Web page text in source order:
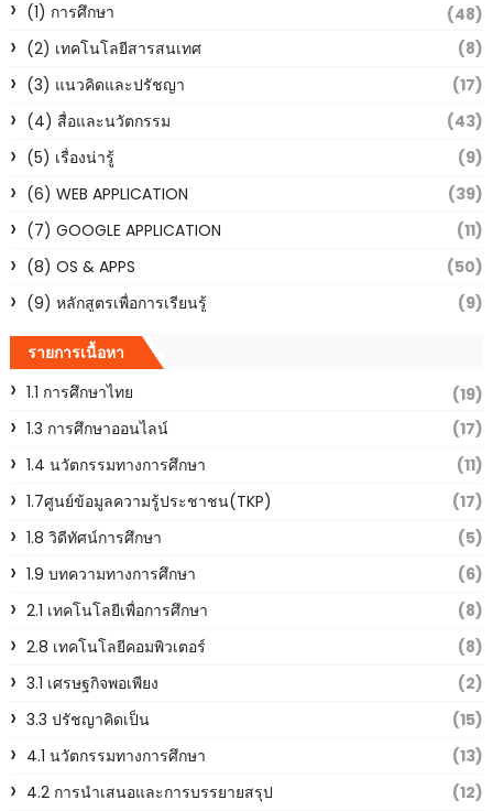
(1) การศึกษา
(48)
(2) เทคโนโลยีสารสนเทศ
(8)
(3) แนวคิดและปรัชญา
(17)
(4) สื่อและนวัตกรรม
(43)
(5) เรื่องน่ารู้
(9)
(6) WEB APPLICATION
(39)
(7) GOOGLE APPLICATION
(11)
(8) OS & APPS
(50)
(9) หลักสูตรเพื่อการเรียนรู้
(9)
รายการเนื้อหา
1.1 การศึกษาไทย
(19)
1.3 การศึกษาออนไลน์
(17)
1.4 นวัตกรรมทางการศึกษา
(11)
1.7ศูนย์ข้อมูลความรู้ประชาชน(TKP)
(17)
1.8 วิดีทัศน์การศึกษา
(5)
1.9 บทความทางการศึกษา
(6)
2.1 เทคโนโลยีเพื่อการศึกษา
(8)
2.8 เทคโนโลยีคอมพิวเตอร์
(8)
3.1 เศรษฐกิจพอเพียง
(2)
3.3 ปรัชญาคิดเป็น
(15)
4.1 นวัตกรรมทางการศึกษา
(13)
4.2 การนำเสนอและการบรรยายสรุป
(12)